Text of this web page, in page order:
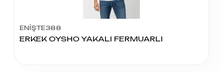
ENİŞTE388
ERKEK OYSHO YAKALI FERMUARLI